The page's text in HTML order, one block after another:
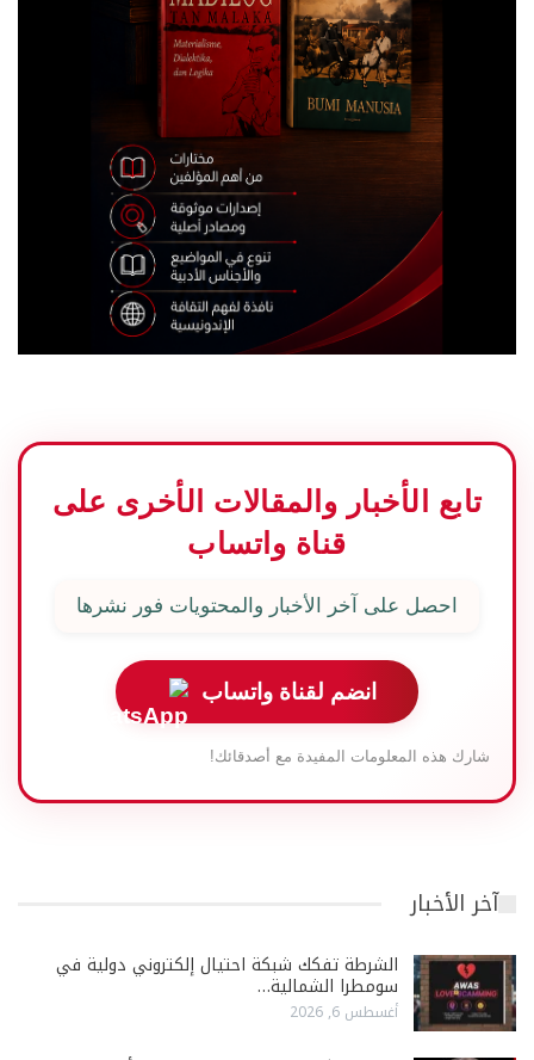
تابع الأخبار والمقالات الأخرى على
قناة واتساب
احصل على آخر الأخبار والمحتويات فور نشرها
انضم لقناة واتساب
شارك هذه المعلومات المفيدة مع أصدقائك!
آخر الأخبار
الشرطة تفكك شبكة احتيال إلكتروني دولية في
سومطرا الشمالية…
أغسطس 6, 2026